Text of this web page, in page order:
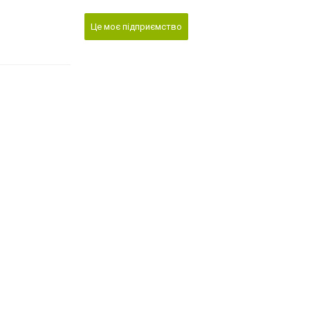
Це моє підприємство